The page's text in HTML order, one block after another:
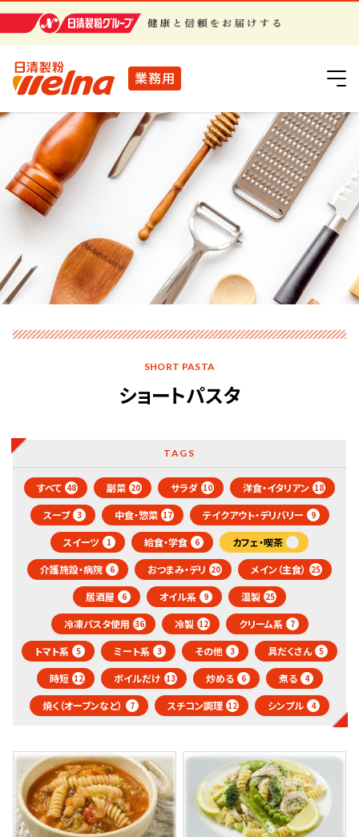
業務用
日清製粉グループ
SHORT PASTA
ショートパスタ
TAGS
すべて 48 副菜 20 サラダ 10 洋食・イタリアン 18
スープ 3 中食・惣菜 17 テイクアウト・デリバリー 9
スイーツ 1 給食・学食 6
カフェ・喫茶
介護施設・病院
6 おつまみ・デリ 20 メイン（主食） 25
居酒屋 6 オイル系 9 温製 25
冷凍パスタ使用 36 冷製 12 クリーム系 7
トマト系 5 ミート系 3 その他 3 具だくさん 5
時短 12 ボイルだけ 13 炒める 6 煮る 4
焼く（オーブンなど） 7 スチコン調理 12 シンプル 4